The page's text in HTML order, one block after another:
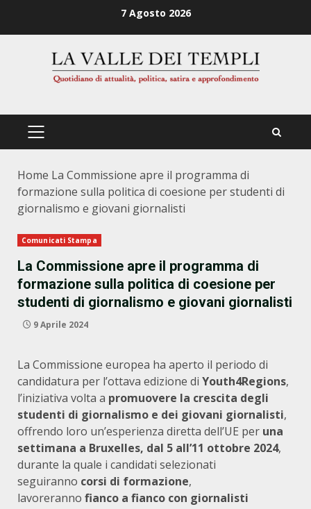
7 Agosto 2026
PRIMÄRES
Home La Commissione apre il programma di
formazione sulla politica di coesione per studenti di
giornalismo e giovani giornalisti
Comunicati Stampa
La Commissione apre il programma di
formazione sulla politica di coesione per
studenti di giornalismo e giovani giornalisti
9 Aprile 2024
La Commissione europea ha aperto il periodo di
candidatura per l’ottava edizione di Youth4Regions,
l’iniziativa volta a promuovere la crescita degli
studenti di giornalismo e dei giovani giornalisti,
offrendo loro un’esperienza diretta dell’UE per una
settimana a Bruxelles, dal 5 all’11 ottobre 2024,
durante la quale i candidati selezionati
seguiranno corsi di formazione,
lavoreranno fianco a fianco con giornalisti